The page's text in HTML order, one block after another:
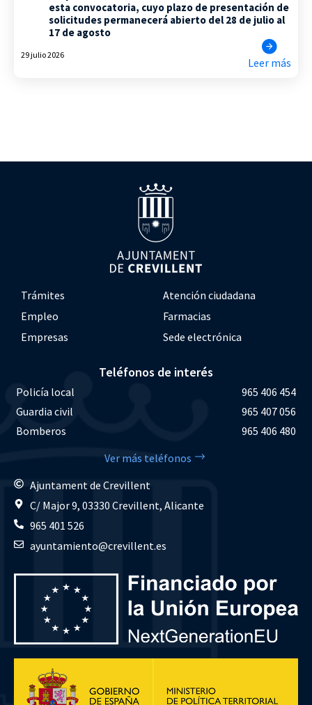
esta convocatoria, cuyo plazo de presentación de
solicitudes permanecerá abierto del 28 de julio al
17 de agosto
29 julio 2026
Leer más
Trámites
Atención ciudadana
Empleo
Farmacias
Empresas
Sede electrónica
Teléfonos de interés
Policía local
965 406 454
Guardia civil
965 407 056
Bomberos
965 406 480
Ver más teléfonos
Ajuntament de Crevillent
C/ Major 9, 03330 Crevillent, Alicante
965 401 526
ayuntamiento@crevillent.es